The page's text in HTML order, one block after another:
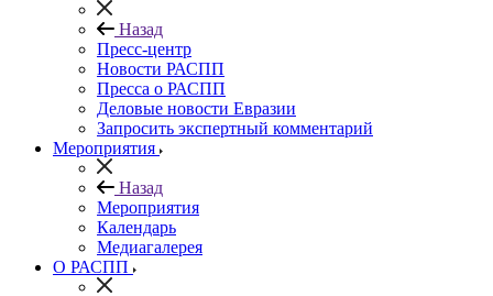
Назад
Пресс-центр
Новости РАСПП
Пресса о РАСПП
Деловые новости Евразии
Запросить экспертный комментарий
Мероприятия
Назад
Мероприятия
Календарь
Медиагалерея
О РАСПП